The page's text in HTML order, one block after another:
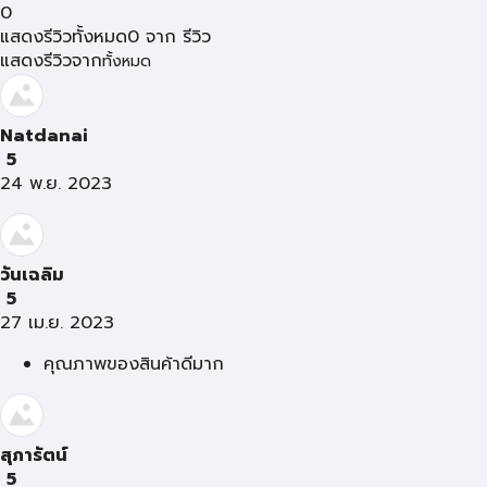
0
แสดงรีวิวทั้งหมด0 จาก รีวิว
แสดงรีวิวจากทั้งหมด
Natdanai
5
24 พ.ย. 2023
วันเฉลิม
5
27 เม.ย. 2023
คุณภาพของสินค้าดีมาก
สุภารัตน์
5